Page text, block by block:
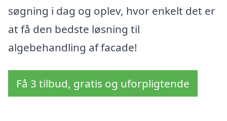
søgning i dag og oplev, hvor enkelt det er
at få den bedste løsning til
algebehandling af facade!
Få 3 tilbud, gratis og uforpligtende